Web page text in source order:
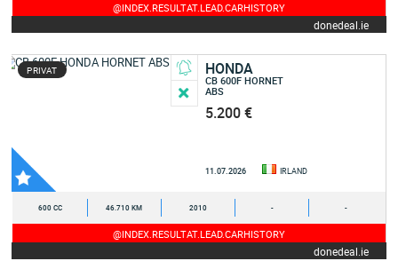
@INDEX.RESULTAT.LEAD.CARHISTORY
donedeal.ie
PRIVAT HONDA
CB 600F HORNET
ABS
5.200 €
11.07.2026 IRLAND
600 CC 46.710 KM 2010 - -
@INDEX.RESULTAT.LEAD.CARHISTORY
donedeal.ie